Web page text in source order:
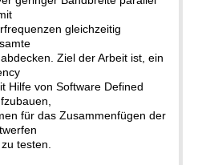
gleichzeitig
Ziel der Arbeit ist, ein
Hilfe von Software Defined
für das Zusammenfügen der
testen.